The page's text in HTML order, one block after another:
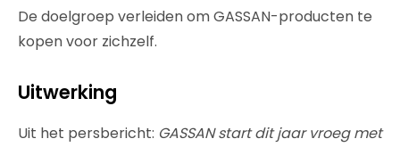
De doelgroep verleiden om GASSAN-producten te
kopen voor zichzelf.
Uitwerking
Uit het persbericht: GASSAN start dit jaar vroeg met